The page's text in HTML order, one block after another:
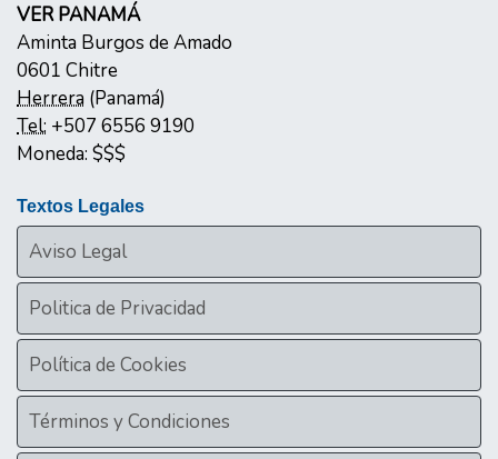
VER PANAMÁ
Aminta Burgos de Amado
0601 Chitre
Herrera (Panamá)
Tel: +507 6556 9190
Moneda: $$$
Textos Legales
Aviso Legal
Politica de Privacidad
Política de Cookies
Términos y Condiciones